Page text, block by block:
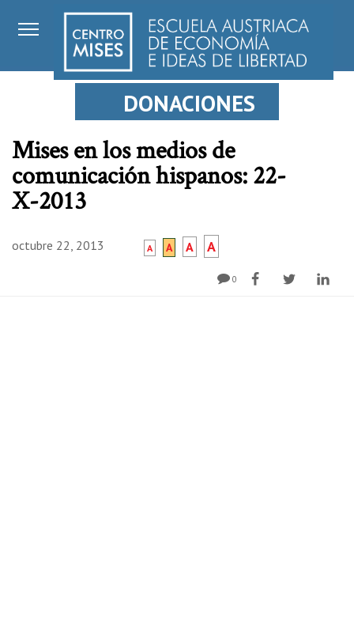
DONACIONES
Mises en los medios de
comunicación hispanos: 22-
X-2013
octubre 22, 2013 A A A A
0